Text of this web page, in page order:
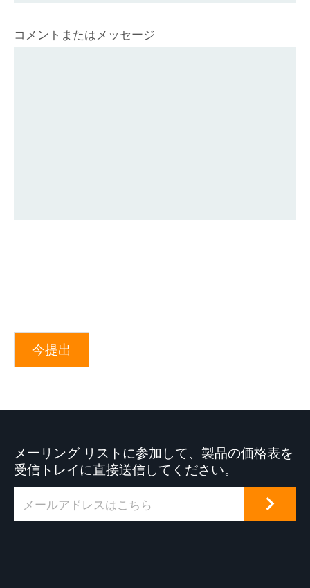
コメントまたはメッセージ
今提出
メーリング リストに参加して、製品の価格表を
受信トレイに直接送信してください。